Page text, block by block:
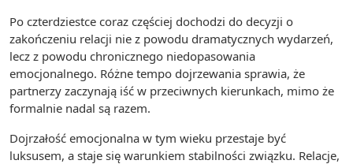
Po czterdziestce coraz częściej dochodzi do decyzji o
zakończeniu relacji nie z powodu dramatycznych wydarzeń,
lecz z powodu chronicznego niedopasowania
emocjonalnego. Różne tempo dojrzewania sprawia, że
partnerzy zaczynają iść w przeciwnych kierunkach, mimo że
formalnie nadal są razem.
Dojrzałość emocjonalna w tym wieku przestaje być
luksusem, a staje się warunkiem stabilności związku. Relacje,